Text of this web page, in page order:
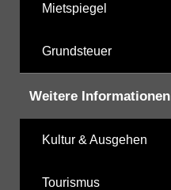
Mietspiegel
Grundsteuer
Weitere Informationen
Kultur & Ausgehen
Tourismus